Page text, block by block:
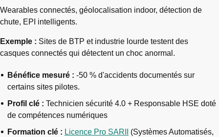
Wearables connectés, géolocalisation indoor, détection de
chute, EPI intelligents.
Exemple : Sites de BTP et industrie lourde testent des
casques connectés qui détectent un choc anormal.
Bénéfice mesuré : -50 % d'accidents documentés sur
certains sites pilotes.
Profil clé : Technicien sécurité 4.0 + Responsable HSE doté
de compétences numériques
Formation clé : Licence Pro SARII
(Systèmes Automatisés,